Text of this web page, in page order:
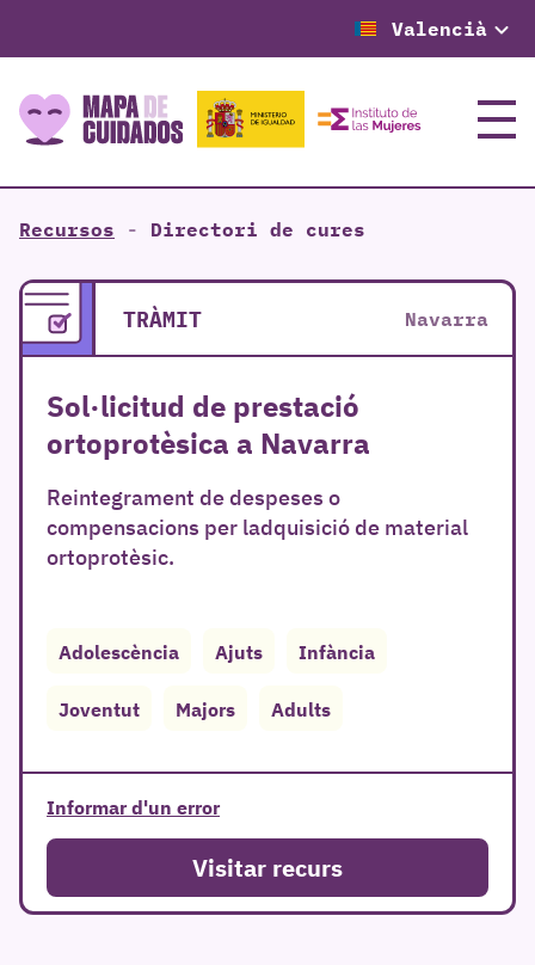
Valencià
Menú
Recursos - Directori de cures
TRÀMIT Navarra
Sol·licitud de prestació
ortoprotèsica a Navarra
Reintegrament de despeses o
compensacions per ladquisició de material
ortoprotèsic.
Adolescència Ajuts Infància
Joventut Majors Adults
Informar d'un error
Visitar recurs